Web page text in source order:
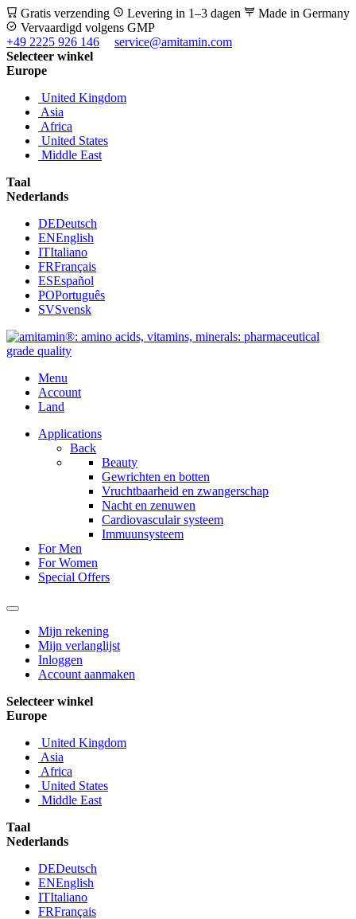
Gratis verzending Levering in 1–3 dagen
Made in Germany
Vervaardigd volgens GMP
+49 2225 926 146
service@amitamin.com
Selecteer winkel
Europe
United Kingdom
Asia
Africa
United States
Middle East
Taal
Nederlands
DEDeutsch
ENEnglish
ITItaliano
FRFrançais
ESEspañol
POPortuguês
SVSvensk
Menu
Account
Land
Applications
Back
Beauty
Gewrichten en botten
Vruchtbaarheid en zwangerschap
Nacht en zenuwen
Cardiovasculair systeem
Immuunsysteem
For Men
For Women
Special Offers
Mijn rekening
Mijn verlanglijst
Inloggen
Account aanmaken
Selecteer winkel
Europe
United Kingdom
Asia
Africa
United States
Middle East
Taal
Nederlands
DEDeutsch
ENEnglish
ITItaliano
FRFrançais